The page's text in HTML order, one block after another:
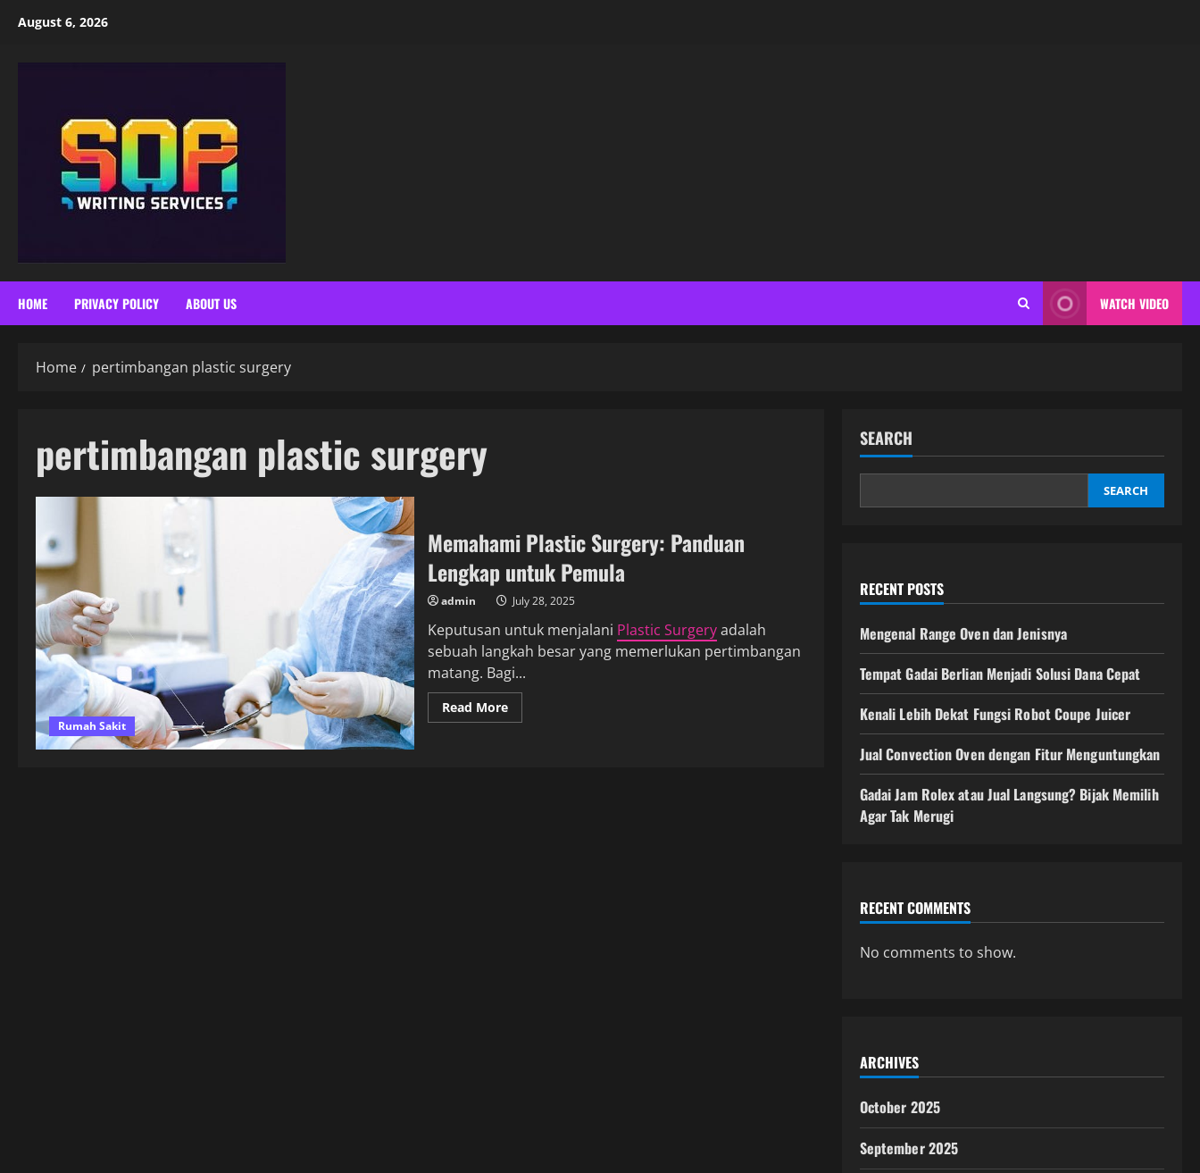
August 6, 2026
HOME PRIVACY POLICY ABOUT US WATCH VIDEO
Home pertimbangan plastic surgery
pertimbangan plastic surgery
Rumah Sakit
Memahami Plastic Surgery: Panduan
Lengkap untuk Pemula
admin July 28, 2025
Keputusan untuk menjalani Plastic Surgeryadalah
sebuah langkah besar yang memerlukan pertimbangan
matang. Bagi...
Read MoreRead
more
SEARCH
SEARCH
RECENT POSTS
Mengenal Range Oven dan Jenisnya
Tempat Gadai Berlian Menjadi Solusi Dana Cepat
Kenali Lebih Dekat Fungsi Robot Coupe Juicer
Jual Convection Oven dengan Fitur Menguntungkan
Gadai Jam Rolex atau Jual Langsung? Bijak Memilih
Agar Tak Merugi
RECENT COMMENTS
No comments to show.
ARCHIVES
October 2025
September 2025